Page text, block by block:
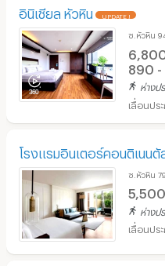
อินิเชียล หัวหิน UPDATE !
ซ.หัวหิน
890 -
ห่างป
โรงแรมอินเตอร์คอนติเนน
ซ.หัวหิน
ห่างป